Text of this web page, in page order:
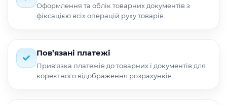
Оформлення та облік товарних документів з
фіксацією всіх операцій руху товарів.
Пов’язані платежі
Привʼязка платежів до товарних і документів для
коректного відображення розрахунків.